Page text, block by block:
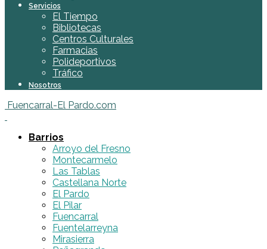
Servicios
El Tiempo
Bibliotecas
Centros Culturales
Farmacias
Polideportivos
Tráfico
Nosotros
Fuencarral-El Pardo.com
Barrios
Arroyo del Fresno
Montecarmelo
Las Tablas
Castellana Norte
El Pardo
El Pilar
Fuencarral
Fuentelarreyna
Mirasierra